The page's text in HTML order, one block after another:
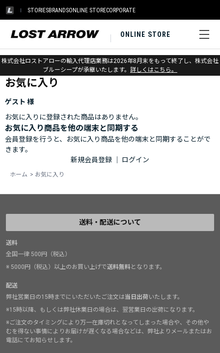
STORIESBRANDSONLINE STORECORPORATE
ONLINE STORE
株式会社ロストアローの輸入代理店業務は2026年8月末をもって終了し、株式会社
ブルーシープが承継いたします。 詳しくはこちら。
ホーム > お気に入り
お気に入り
ゲスト 様
お気に入りに登録された商品はありません。
お気に入り商品を他の端末と同期する
会員登録を行うと、お気に入り商品を他の端末と同期することがで
きます。
新規会員登録
ログイン
ホーム > お気に入り
送料・配送について
送料
全国一律 500円（税込）
※ 5000円（税込）以上のお買い上げで送料無料となります。
配送
弊社営業日の15時までにいただいたご注文は当日出荷いたします。
※15時以降、もしくは弊社休業日の場合は、翌営業日の出荷になります。
※ご注文のタイミングにより万一在庫切れとなってしまった場合や、その他や
むを得ない事情によりお届けが遅くなる場合などは、弊社よりメールまたはお
電話にてお知らせします。